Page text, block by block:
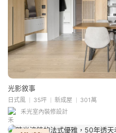
光影敘事
日式風 35坪 新成屋
301萬
禾光室內裝修設計